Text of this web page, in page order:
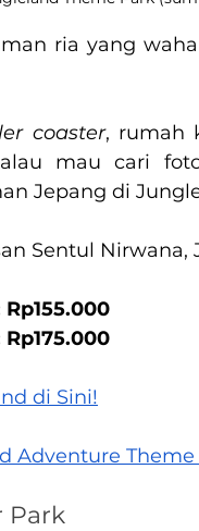
ria yang
coaster, rumah
mau cari
Jepang di
Sentul Nirwana,
Rp155.000
Rp175.000
di Sini!
Adventure
Park